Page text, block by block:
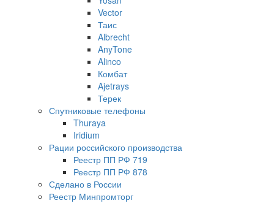
Vector
Таис
Albrecht
AnyTone
Alinco
Комбат
Ajetrays
Терек
Спутниковые телефоны
Thuraya
Iridium
Рации российского производства
Реестр ПП РФ 719
Реестр ПП РФ 878
Сделано в России
Реестр Минпромторг